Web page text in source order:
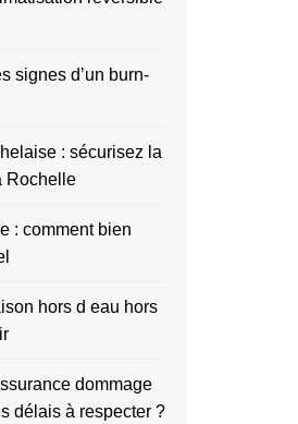
signes d’un burn-
: sécurisez la
Rochelle
: comment bien
hors d eau hors
dommage
délais à respecter ?